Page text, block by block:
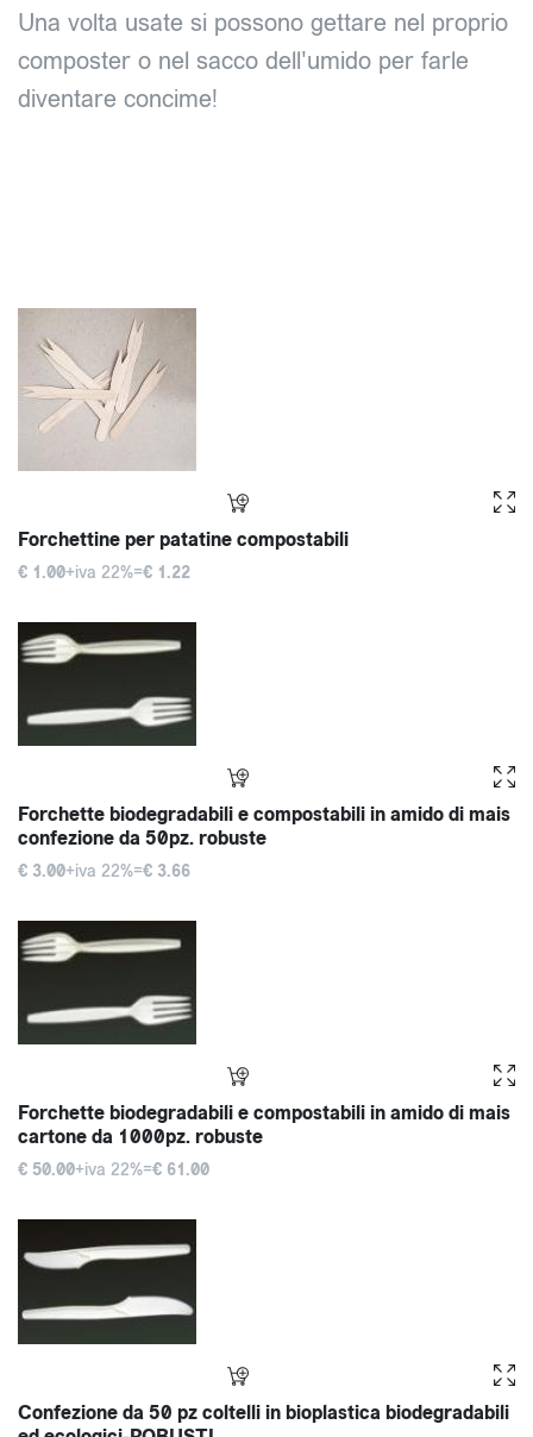
Una volta usate si possono gettare nel proprio
composter o nel sacco dell'umido per farle
diventare concime!
Forchettine per patatine compostabili
€ 1.00+iva 22%=€ 1.22
Forchette biodegradabili e compostabili in amido di mais
confezione da 50pz. robuste
€ 3.00+iva 22%=€ 3.66
Forchette biodegradabili e compostabili in amido di mais
cartone da 1000pz. robuste
€ 50.00+iva 22%=€ 61.00
Confezione da 50 pz coltelli in bioplastica biodegradabili